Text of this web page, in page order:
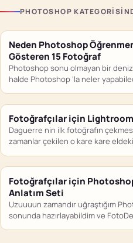
PHOTOSHOP
Neden Photoshop
Gösteren 15 Fotoğraf
Photoshop sonu olmayan bir
halde Photoshop ‘la neler
Fotoğrafçılar için
Daguerre nin ilk fotoğrafın çekmesi
zamanlar çekilen o kare kare
Fotoğrafçılar için
Anlatım Seti
Uzuuuun zamandır uğraştığım
sonunda hazırlayabildim ve